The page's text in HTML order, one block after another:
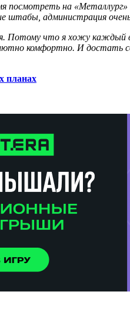
посмотреть на
администрация
Потому что я хожу
комфортно. И достать
планах